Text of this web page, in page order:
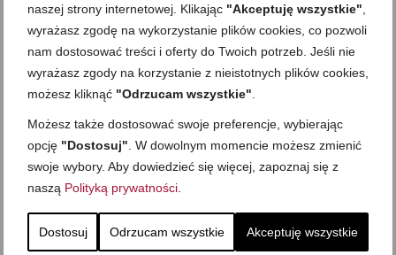
naszej strony internetowej. Klikając "Akceptuję wszystkie"
wyrażasz zgodę na wykorzystanie plików cookies, co pozwoli
nam dostosować treści i oferty do Twoich potrzeb. Jeśli nie
wyrażasz zgody na korzystanie z nieistotnych plików cookies,
możesz kliknąć "Odrzucam wszystkie"
Możesz także dostosować swoje preferencje, wybierając
opcję "Dostosuj" . W dowolnym momencie możesz zmienić
swoje wybory. Aby dowiedzieć się więcej, zapoznaj się z
naszą Polityką prywatności
Dostosuj Odrzucam wszystkie Akceptuję wszystkie
NAJNOWSZE NA BLOGU